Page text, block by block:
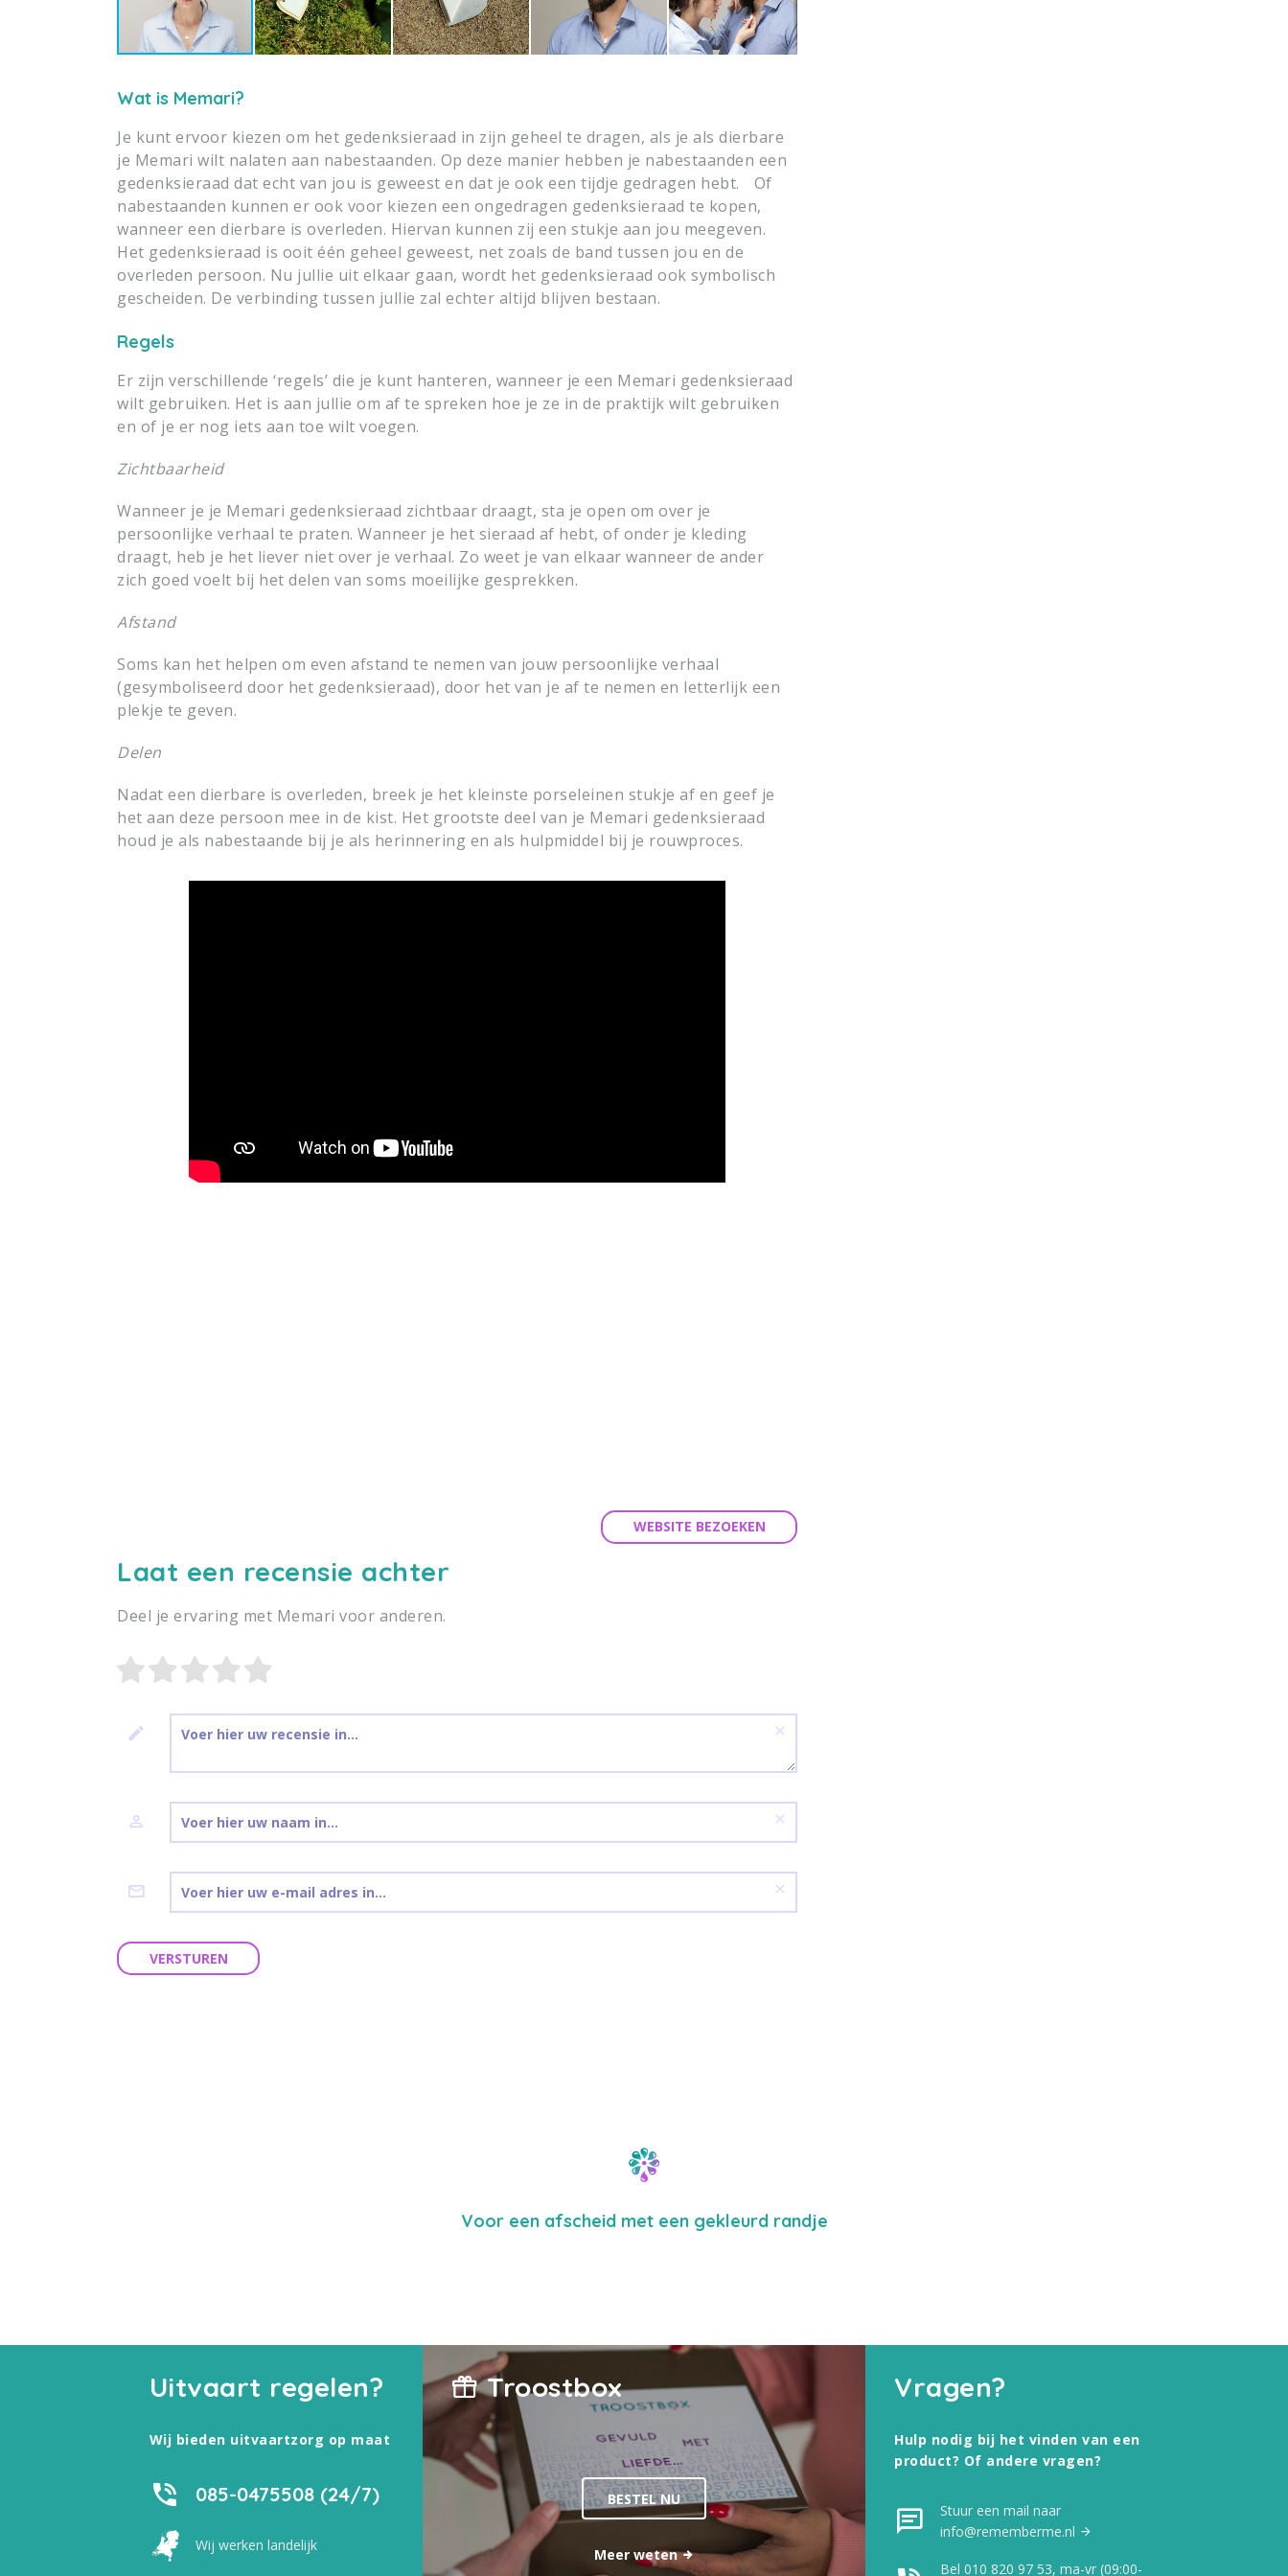
Wat is Memari?
Je kunt ervoor kiezen om het gedenksieraad in zijn geheel te dragen, als je als dierbare
je Memari wilt nalaten aan nabestaanden. Op deze manier hebben je nabestaanden een
gedenksieraad dat echt van jou is geweest en dat je ook een tijdje gedragen hebt. Of
nabestaanden kunnen er ook voor kiezen een ongedragen gedenksieraad te kopen,
wanneer een dierbare is overleden. Hiervan kunnen zij een stukje aan jou meegeven.
Het gedenksieraad is ooit één geheel geweest, net zoals de band tussen jou en de
overleden persoon. Nu jullie uit elkaar gaan, wordt het gedenksieraad ook symbolisch
gescheiden. De verbinding tussen jullie zal echter altijd blijven bestaan.
Regels
Er zijn verschillende ‘regels’ die je kunt hanteren, wanneer je een Memari gedenksieraad
wilt gebruiken. Het is aan jullie om af te spreken hoe je ze in de praktijk wilt gebruiken
en of je er nog iets aan toe wilt voegen.
Zichtbaarheid
Wanneer je je Memari gedenksieraad zichtbaar draagt, sta je open om over je
persoonlijke verhaal te praten. Wanneer je het sieraad af hebt, of onder je kleding
draagt, heb je het liever niet over je verhaal. Zo weet je van elkaar wanneer de ander
zich goed voelt bij het delen van soms moeilijke gesprekken.
Afstand
Soms kan het helpen om even afstand te nemen van jouw persoonlijke verhaal
(gesymboliseerd door het gedenksieraad), door het van je af te nemen en letterlijk een
plekje te geven.
Delen
Nadat een dierbare is overleden, breek je het kleinste porseleinen stukje af en geef je
het aan deze persoon mee in de kist. Het grootste deel van je Memari gedenksieraad
houd je als nabestaande bij je als herinnering en als hulpmiddel bij je rouwproces.
WEBSITE BEZOEKEN
Laat een recensie achter
Deel je ervaring met Memari voor anderen.
VERSTUREN
Voor een afscheid met een gekleurd randje
Uitvaart regelen?
Wij bieden uitvaartzorg op maat
085-0475508 (24/7)
Wij werken landelijk
Troostbox
BESTEL NU
Meer weten
Vragen?
Hulp nodig bij het vinden van een
product? Of andere vragen?
Stuur een mail naar
info@rememberme.nl
Bel 010 820 97 53, ma-vr (09:00-